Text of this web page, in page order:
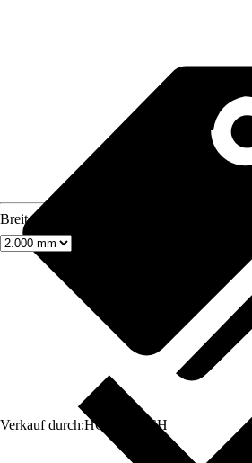
Verkauf durch:HORNBACH
Breite